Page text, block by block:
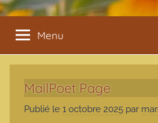
Menu
MailPoet Page
Publié le 1 octobre 2025 par